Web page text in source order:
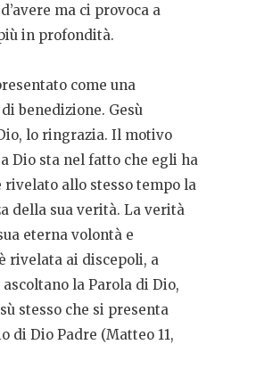
ma ci provoca a
in profondità.
come una
benedizione. Gesù
lo ringrazia. Il motivo
Dio sta nel fatto che egli ha
rivelato allo stesso tempo la
della sua verità. La verità
eterna volontà e
rivelata ai discepoli, a
ascoltano la Parola di Dio,
stesso che si presenta
di Dio Padre (Matteo 11,